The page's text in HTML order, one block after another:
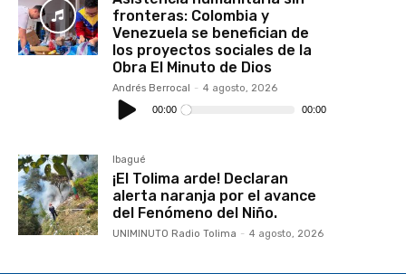
fronteras: Colombia y
Venezuela se benefician de
los proyectos sociales de la
Obra El Minuto de Dios
Andrés Berrocal - 4 agosto, 2026
Reproductor
de
audio
00:00 00:00
Ibagué
¡El Tolima arde! Declaran
alerta naranja por el avance
del Fenómeno del Niño.
UNIMINUTO Radio Tolima - 4 agosto, 2026